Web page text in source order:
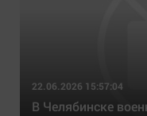
22.06.2026 15:57:04
В Челябинске